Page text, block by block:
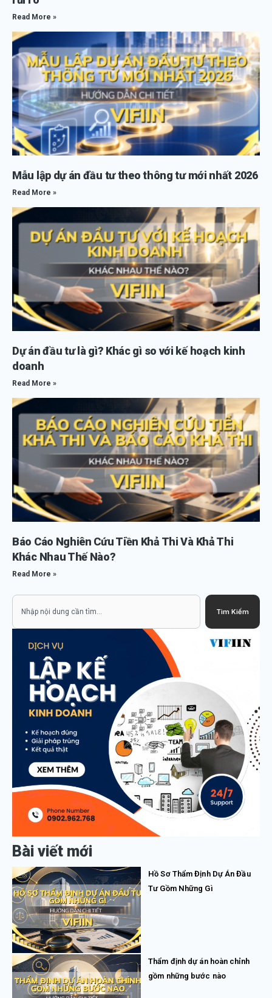
Read More »
Mẫu lập dự án đầu tư theo thông tư mới nhất 2026
Read More »
Dự án đầu tư là gì? Khác gì so với kế hoạch kinh
doanh
Read More »
Báo Cáo Nghiên Cứu Tiền Khả Thi Và Khả Thi
Khác Nhau Thế Nào?
Read More »
Tìm Kiếm
Bài viết mới
Hồ Sơ Thẩm Định Dự Án Đầu
Tư Gồm Những Gì
Thẩm định dự án hoàn chỉnh
gồm những bước nào